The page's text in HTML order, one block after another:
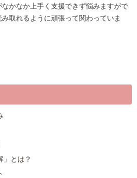
かなか上手く支援できず悩みますがで
取れるように頑張って関わっていま
」とは？